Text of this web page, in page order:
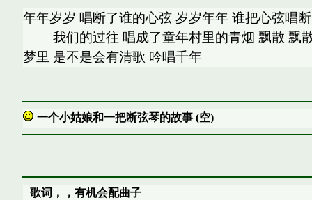
年年岁岁 唱断了谁的心弦 岁岁年年 谁把心弦唱
我们的过往 唱成了童年村里的青烟 飘散 飘
梦里 是不是会有清歌 吟唱千年
一个小姑娘和一把断弦琴的故事 (空)
歌词，，有机会配曲子